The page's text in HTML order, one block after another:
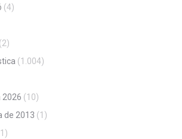
(4)
(2)
(1.004)
2026 (10)
de 2013 (1)